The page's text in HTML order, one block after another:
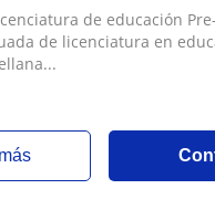
de educación
de licenciatura en